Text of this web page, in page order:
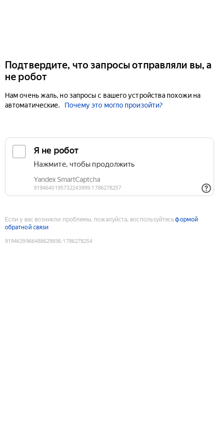
Подтвердите, что запросы отправляли вы, а
не робот
Нам очень жаль, но запросы с вашего устройства похожи на
автоматические.
Почему это могло произойти?
Если у вас возникли проблемы, пожалуйста, воспользуйтесьформой
обратной связи
9194639966488629936:1786278254